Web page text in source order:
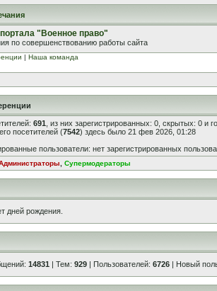
"Военное право"
по совершенствованию работы сайта
| Наша команда
691 , из них зарегистрированных: 0, скрытых: 0 и
посетителей (7542) здесь было 21 фев 2026, 01:28
пользователи: нет зарегистрированных
Супермодераторы
дней рождения.
14831 | Тем: 929 | Пользователей: 6726 | Новый